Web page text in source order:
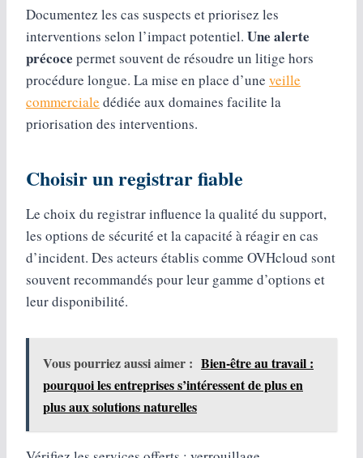
Documentez les cas suspects et priorisez les
interventions selon l’impact potentiel. Une alerte
précoce permet souvent de résoudre un litige hors
procédure longue. La mise en place d’une veille
commerciale dédiée aux domaines facilite la
priorisation des interventions.
Choisir un registrar fiable
Le choix du registrar influence la qualité du support,
les options de sécurité et la capacité à réagir en cas
d’incident. Des acteurs établis comme OVHcloud sont
souvent recommandés pour leur gamme d’options et
leur disponibilité.
Vous pourriez aussi aimer : Bien-être au travail :
pourquoi les entreprises s’intéressent de plus en
plus aux solutions naturelles